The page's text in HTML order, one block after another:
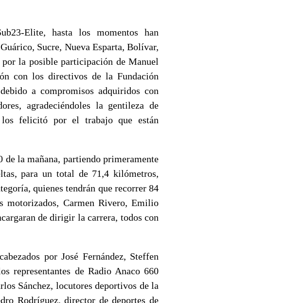
Elite, hasta los momentos han
Sucre, Nueva Esparta, Bolívar,
la posible participación de Manuel
con los directivos de la Fundación
a compromisos adquiridos con
agradeciéndoles la gentileza de
los felicitó por el trabajo que están
de la mañana, partiendo primeramente
para un total de 71,4 kilómetros,
quienes tendrán que recorrer 84
motorizados, Carmen Rivero, Emilio
de dirigir la carrera, todos con
por José Fernández, Steffen
representantes de Radio Anaco 660
Sánchez, locutores deportivos de la
Rodríguez, director de deportes de